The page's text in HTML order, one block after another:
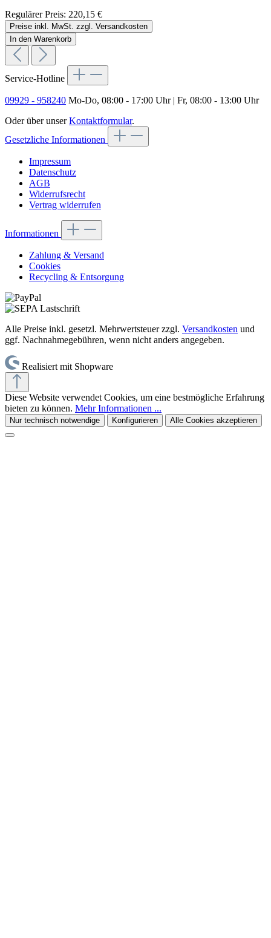
Regulärer Preis: 220,15 €
Preise inkl. MwSt. zzgl. Versandkosten
In den Warenkorb
Service-Hotline
09929 - 958240 Mo-Do, 08:00 - 17:00 Uhr | Fr, 08:00 - 13:00 Uhr
Oder über unserKontaktformular.
Gesetzliche Informationen
Impressum
Datenschutz
AGB
Widerrufsrecht
Vertrag widerrufen
Informationen
Zahlung & Versand
Cookies
Recycling & Entsorgung
Alle Preise inkl. gesetzl. Mehrwertsteuer zzgl. Versandkosten und
ggf. Nachnahmegebühren, wenn nicht anders angegeben.
Realisiert mit Shopware
Diese Website verwendet Cookies, um eine bestmögliche Erfahrung
bieten zu können. Mehr Informationen ...
Nur technisch notwendige Konfigurieren Alle Cookies akzeptieren